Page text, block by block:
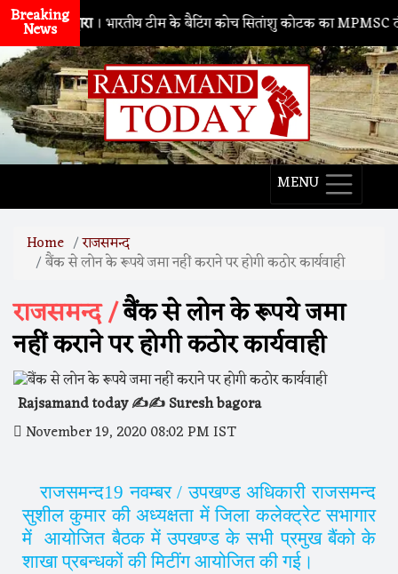
Breaking
News
नाथद्वारा। भारतीय टीम के बैटिंग कोच सितांशु कोटक का MPMSC दौरा,
MENU
Home राजसमन्द
बैंक से लोन के रूपये जमा नहीं कराने पर होगी कठोर कार्यवाही
राजसमन्द /बैंक से लोन के रूपये जमा
नहीं कराने पर होगी कठोर कार्यवाही
Rajsamand today ✍️✍️ Suresh bagora
November 19, 2020 08:02 PM IST
राजसमन्द19 नवम्बर / उपखण्ड अधिकारी राजसमन्द
सुशील कुमार की अध्यक्षता में जिला कलेक्ट्रेट सभागार
में आयोजित बैठक में उपखण्ड के सभी प्रमुख बैंको के
शाखा प्रबन्धकों की मिटींग आयोजित की गई।